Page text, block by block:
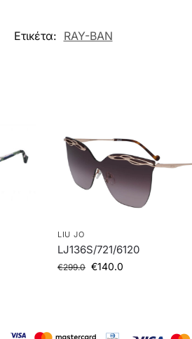
Ετικέτα: RAY-BAN
LIU JO
LJ136S/721/6120
€299.0 €140.0